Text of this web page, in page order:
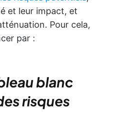
et leur impact, et
Pour cela,
par :
blanc
risques